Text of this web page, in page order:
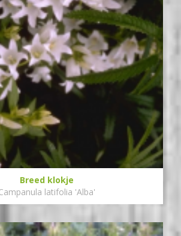
Breed klokje
latifolia 'Alba'